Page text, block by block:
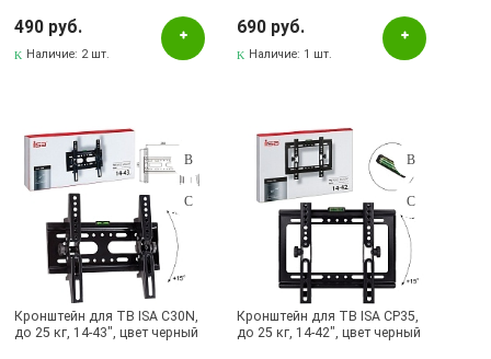
490 руб.
Наличие: 2 шт.
цвет черный
690 руб.
Наличие: 1 шт.
Кронштейн для ТВ ISA C30N,
до 25 кг, 14-43", цвет черный
Кронштейн для ТВ ISA CP35,
до 25 кг, 14-42", цвет черный